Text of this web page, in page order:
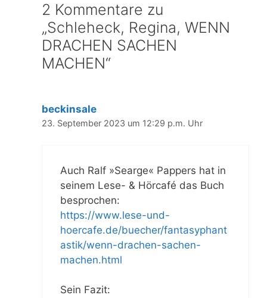
2 Kommentare zu
„Schleheck, Regina, WENN
DRACHEN SACHEN
MACHEN“
beckinsale
23. September 2023 um 12:29 p.m. Uhr
Auch Ralf »Searge« Pappers hat in
seinem Lese- & Hörcafé das Buch
besprochen:
https://www.lese-und-
hoercafe.de/buecher/fantasyphant
astik/wenn-drachen-sachen-
machen.html
Sein Fazit: